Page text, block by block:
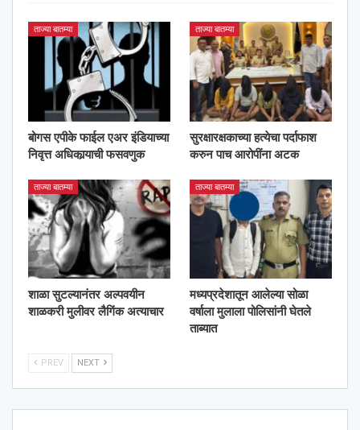
ताज्या बातम्या
बोगस एपीके फाईल एअर इंडियाच्या
निवृत्त अधिकार्‍याची फसवणुक
ताज्या बातम्या
सुरक्षारक्षकाच्या हत्येचा पर्दाफाश
करुन पाच आरोपींना अटक
ताज्या बातम्या
शाळा सुटल्यानंतर अल्पवयीन
शाळकरी मुलीवर लैगिंक अत्याचार
ताज्या बातम्या
मध्यप्रदेशातून आलेल्या सोळा
वर्षाला मुलाला पोलिसांनी घेतले
ताब्यात
PREV NEXT